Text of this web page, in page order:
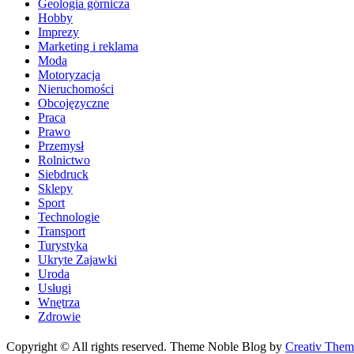
Geologia górnicza
Hobby
Imprezy
Marketing i reklama
Moda
Motoryzacja
Nieruchomości
Obcojęzyczne
Praca
Prawo
Przemysł
Rolnictwo
Siebdruck
Sklepy
Sport
Technologie
Transport
Turystyka
Ukryte Zajawki
Uroda
Usługi
Wnętrza
Zdrowie
Copyright © All rights reserved. Theme Noble Blog by Creativ